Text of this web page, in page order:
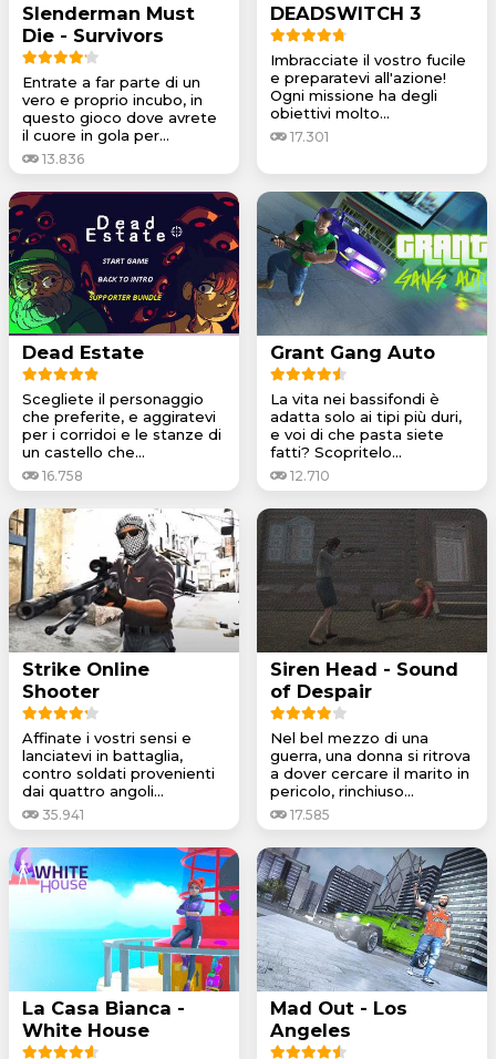
Slenderman Must
Die - Survivors
Entrate a far parte di un
vero e proprio incubo, in
questo gioco dove avrete
il cuore in gola per...
13.836
DEADSWITCH 3
Imbracciate il vostro fucile
e preparatevi all'azione!
Ogni missione ha degli
obiettivi molto...
17.301
Dead Estate
Scegliete il personaggio
che preferite, e aggiratevi
per i corridoi e le stanze di
un castello che...
16.758
Grant Gang Auto
La vita nei bassifondi è
adatta solo ai tipi più duri,
e voi di che pasta siete
fatti? Scopritelo...
12.710
Strike Online
Shooter
Affinate i vostri sensi e
lanciatevi in battaglia,
contro soldati provenienti
dai quattro angoli...
35.941
Siren Head - Sound
of Despair
Nel bel mezzo di una
guerra, una donna si ritrova
a dover cercare il marito in
pericolo, rinchiuso...
17.585
La Casa Bianca -
White House
Mad Out - Los
Angeles